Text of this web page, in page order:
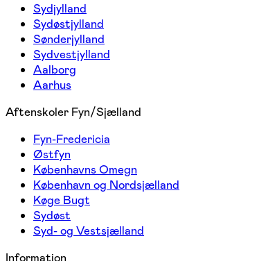
Sydjylland
Sydøstjylland
Sønderjylland
Sydvestjylland
Aalborg
Aarhus
Aftenskoler Fyn/Sjælland
Fyn-Fredericia
Østfyn
Københavns Omegn
København og Nordsjælland
Køge Bugt
Sydøst
Syd- og Vestsjælland
Information